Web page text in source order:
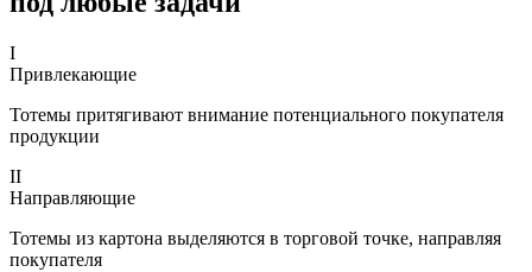
I
Привлекающие
Тотемы притягивают внимание потенциального покупателя
продукции
II
Направляющие
Тотемы из картона выделяются в торговой точке, направляя
покупателя